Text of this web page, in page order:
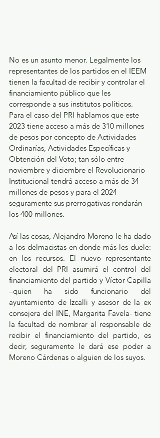
No es un asunto menor. Legalmente los
representantes de los partidos en el IEEM
tienen la facultad de recibir y controlar el
financiamiento público que les
corresponde a sus institutos políticos.
Para el caso del PRI hablamos que este
2023 tiene acceso a más de 310 millones
de pesos por concepto de Actividades
Ordinarías, Actividades Específicas y
Obtención del Voto; tan sólo entre
noviembre y diciembre el Revolucionario
Institucional tendrá acceso a más de 34
millones de pesos y para el 2024
seguramente sus prerrogativas rondarán
los 400 millones.
Así las cosas, Alejandro Moreno le ha dado
a los delmacistas en donde más les duele:
en los recursos. El nuevo representante
electoral del PRI asumirá el control del
financiamiento del partido y Víctor Capilla
–quien ha sido funcionario del
ayuntamiento de Izcalli y asesor de la ex
consejera del INE, Margarita Favela- tiene
la facultad de nombrar al responsable de
recibir el financiamiento del partido, es
decir, seguramente le dará ese poder a
Moreno Cárdenas o alguien de los suyos.